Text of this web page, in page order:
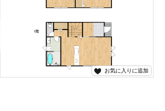
お気に入りに追加
います！ お問い合わせは五ヶ瀬不動産まで！